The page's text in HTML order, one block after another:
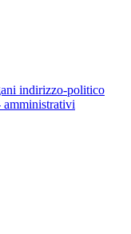
indirizzo-politico